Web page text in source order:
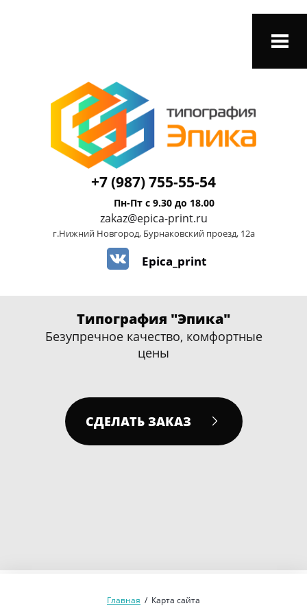
+7 (987) 755-55-54
Пн-Пт с 9.30 до 18.00
zakaz@epica-print.ru
г.Нижний Новгород, Бурнаковский проезд, 12а
Epica_print
Типография "Эпика"
Безупречное качество, комфортные
цены
СДЕЛАТЬ ЗАКАЗ
Главная / Карта сайта